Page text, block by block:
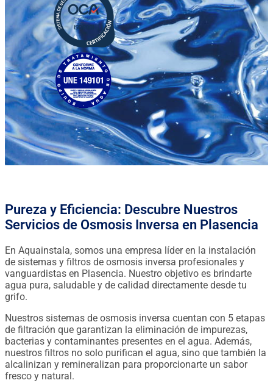
Pureza y Eficiencia: Descubre Nuestros
Servicios de Osmosis Inversa en Plasencia
En Aquainstala, somos una empresa líder en la instalación
de sistemas y filtros de osmosis inversa profesionales y
vanguardistas en Plasencia. Nuestro objetivo es brindarte
agua pura, saludable y de calidad directamente desde tu
grifo.
Nuestros sistemas de osmosis inversa cuentan con 5 etapas
de filtración que garantizan la eliminación de impurezas,
bacterias y contaminantes presentes en el agua. Además,
nuestros filtros no solo purifican el agua, sino que también la
alcalinizan y remineralizan para proporcionarte un sabor
fresco y natural.